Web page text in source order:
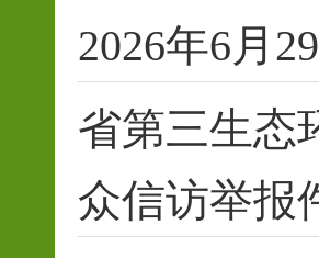
2026年6月29
省第三生态
众信访举报